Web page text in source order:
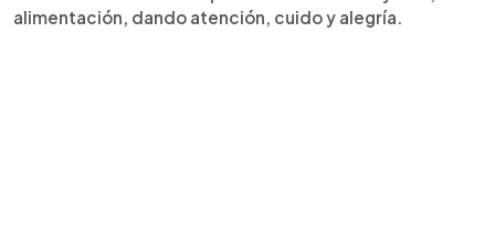
alimentación, dando atención, cuido y alegría.